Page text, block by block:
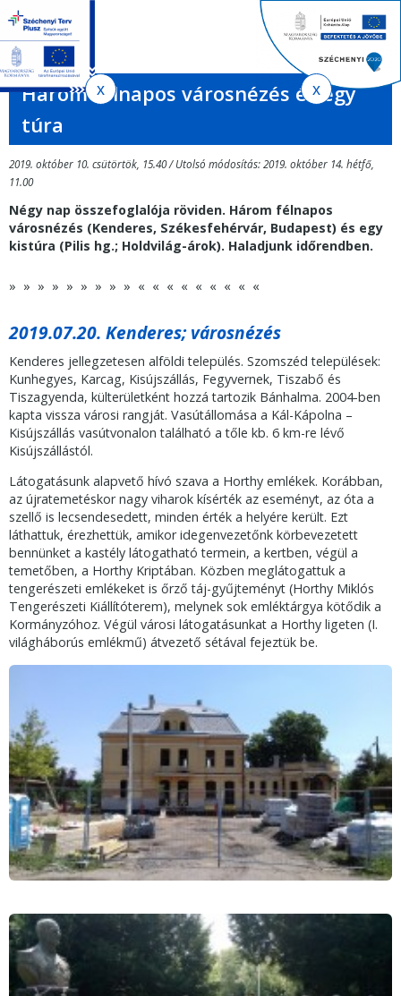
Ugrás
tartalomra
Ugrás
oldaltérképre
EN HU
űrlap
Jelenlegi
hely
Három félnapos városnézés és egy
túra
2019. október 10. csütörtök, 15.40 / Utolsó módosítás: 2019. október 14. hétfő,
11.00
Négy nap összefoglalója röviden. Három félnapos
városnézés (Kenderes, Székesfehérvár, Budapest) és egy
kistúra (Pilis hg.; Holdvilág-árok). Haladjunk időrendben.
» » » » » » » » » « « « « « « « « «
2019.07.20. Kenderes; városnézés
Kenderes jellegzetesen alföldi település. Szomszéd települések:
Kunhegyes, Karcag, Kisújszállás, Fegyvernek, Tiszabő és
Tiszagyenda, külterületként hozzá tartozik Bánhalma. 2004-ben
kapta vissza városi rangját. Vasútállomása a Kál-Kápolna –
Kisújszállás vasútvonalon található a tőle kb. 6 km-re lévő
Kisújszállástól.
Látogatásunk alapvető hívó szava a Horthy emlékek. Korábban,
az újratemetéskor nagy viharok kísérték az eseményt, az óta a
szellő is lecsendesedett, minden érték a helyére került. Ezt
láthattuk, érezhettük, amikor idegenvezetőnk körbevezetett
bennünket a kastély látogatható termein, a kertben, végül a
temetőben, a Horthy Kriptában. Közben meglátogattuk a
tengerészeti emlékeket is őrző táj-gyűjteményt (Horthy Miklós
Tengerészeti Kiállítóterem), melynek sok emléktárgya kötődik a
Kormányzóhoz. Végül városi látogatásunkat a Horthy ligeten (I.
világháborús emlékmű) átvezető sétával fejeztük be.